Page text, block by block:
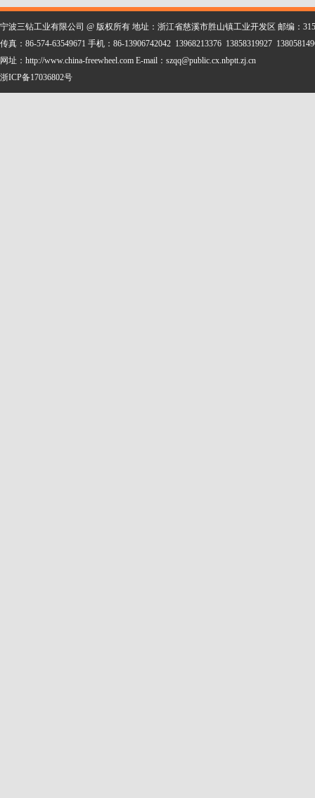
宁波三钻工业有限公司 @ 版权所有 地址：浙江省慈溪市胜山镇工业开发区 邮编：
传真：86-574-63549671 手机：86-13906742042 13968213376 13858319927
网址：http://www.china-freewheel.com E-mail：szqq@public.cx.nbptt.zj.cn
浙ICP备17036802号